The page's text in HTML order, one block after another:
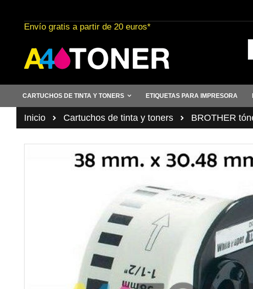
al
contenido
Envío gratis a partir de 20 euros*
CARTUCHOS DE TINTA Y TONERS ETIQUETAS PARA IMPRESORA
Inicio Cartuchos de tinta y toners BROTHER